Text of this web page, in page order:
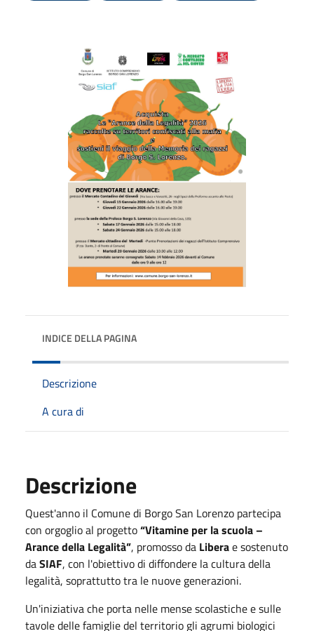
INDICE DELLA PAGINA
Descrizione
A cura di
Descrizione
Quest'anno il Comune di Borgo San Lorenzo partecipa
con orgoglio al progetto“Vitamine per la scuola –
Arance della Legalità”, promosso da Liberae sostenuto
daSIAF, con l'obiettivo di diffondere la cultura della
legalità, soprattutto tra le nuove generazioni.
Un'iniziativa che porta nelle mense scolastiche e sulle
tavole delle famiglie del territorio gli agrumi biologici